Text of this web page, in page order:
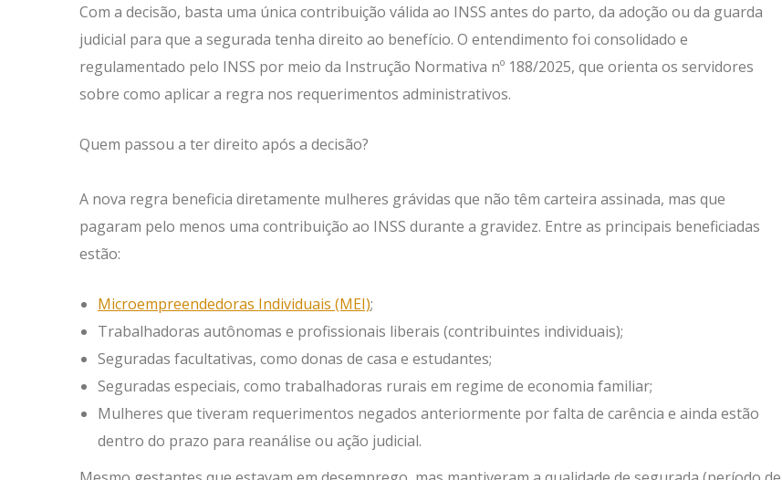
Com a decisão, basta uma única contribuição válida ao INSS antes do parto, da adoção ou da guarda
judicial para que a segurada tenha direito ao benefício. O entendimento foi consolidado e
regulamentado pelo INSS por meio da Instrução Normativa nº 188/2025, que orienta os servidores
sobre como aplicar a regra nos requerimentos administrativos.
Quem passou a ter direito após a decisão?
A nova regra beneficia diretamente mulheres grávidas que não têm carteira assinada, mas que
pagaram pelo menos uma contribuição ao INSS durante a gravidez. Entre as principais beneficiadas
estão:
Microempreendedoras Individuais (MEI);
Trabalhadoras autônomas e profissionais liberais (contribuintes individuais);
Seguradas facultativas, como donas de casa e estudantes;
Seguradas especiais, como trabalhadoras rurais em regime de economia familiar;
Mulheres que tiveram requerimentos negados anteriormente por falta de carência e ainda estão
dentro do prazo para reanálise ou ação judicial.